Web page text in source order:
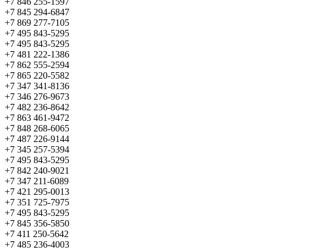
+7 845 294-6847
+7 869 277-7105
+7 495 843-5295
+7 495 843-5295
+7 481 222-1386
+7 862 555-2594
+7 865 220-5582
+7 347 341-8136
+7 346 276-9673
+7 482 236-8642
+7 863 461-9472
+7 848 268-6065
+7 487 226-9144
+7 345 257-5394
+7 495 843-5295
+7 842 240-9021
+7 347 211-6089
+7 421 295-0013
+7 351 725-7975
+7 495 843-5295
+7 845 356-5850
+7 411 250-5642
+7 485 236-4003